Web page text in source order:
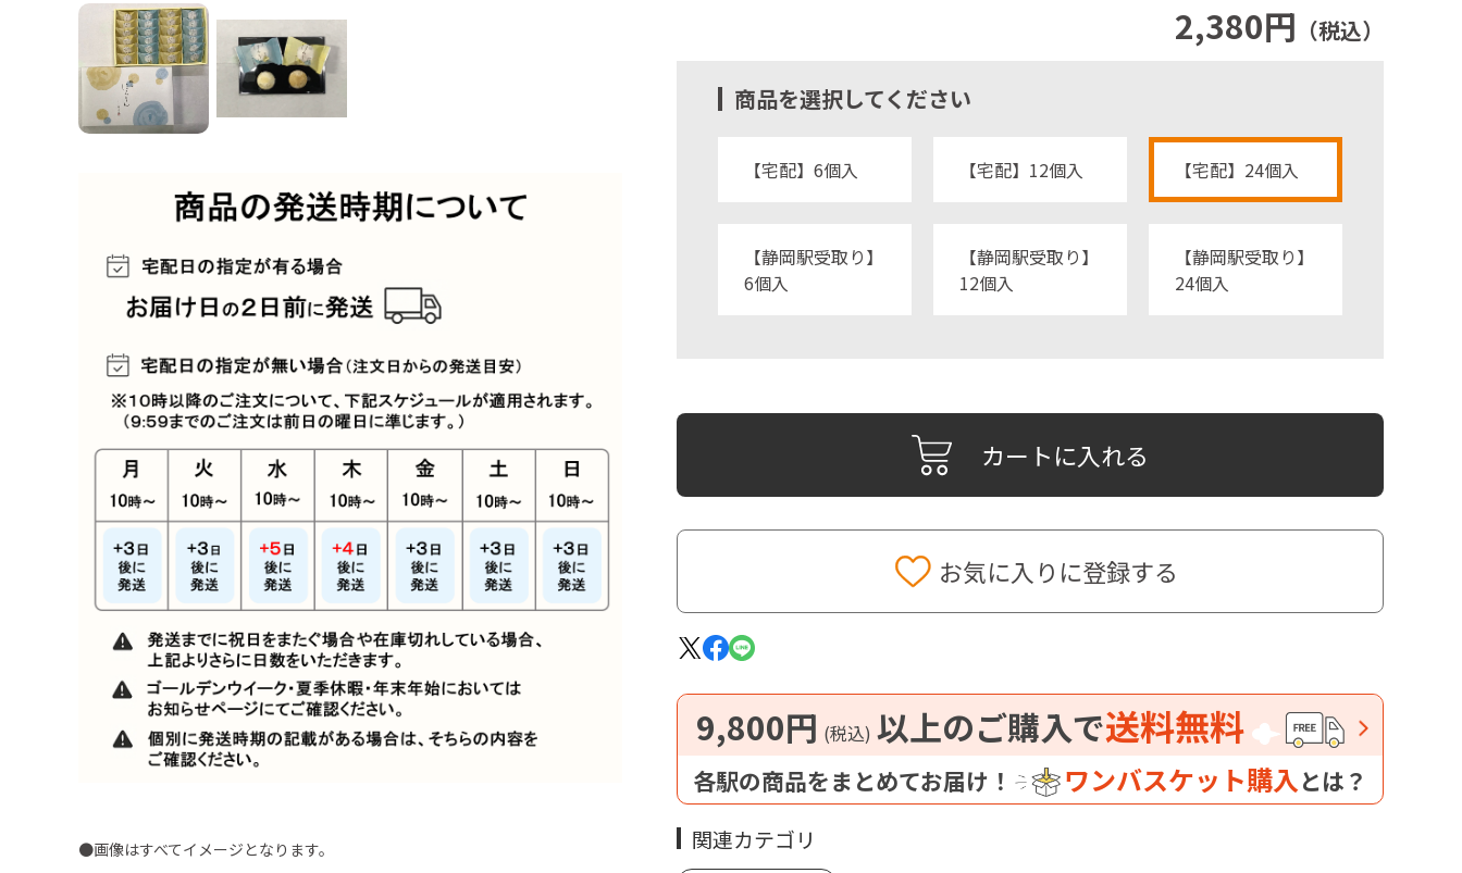
●画像はすべてイメージとなります。
2,380円 （税込）
商品を選択してください
【宅配】6個入 【宅配】12個入 【宅配】24個入
【静岡駅受取り】
6個入
【静岡駅受取り】
12個入
【静岡駅受取り】
24個入
カートに入れる
お気に入りに登録する
9,800円 (税込) 以上のご購入で送料無料
各駅の商品をまとめてお届け！ ワンバスケット購入とは？
関連カテゴリ